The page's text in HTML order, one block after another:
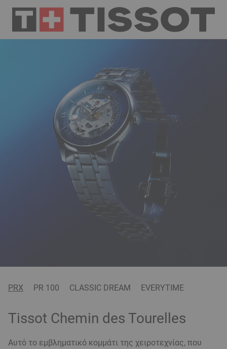
PRX PR 100 CLASSIC DREAM EVERYTIME
Tissot Chemin des Tourelles
Αυτό το εμβληματικό κομμάτι της χειροτεχνίας, που